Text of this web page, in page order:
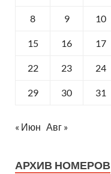
8 9 10
15 16 17
22 23 24
29 30 31
« Июн Авг »
АРХИВ НОМЕРОВ